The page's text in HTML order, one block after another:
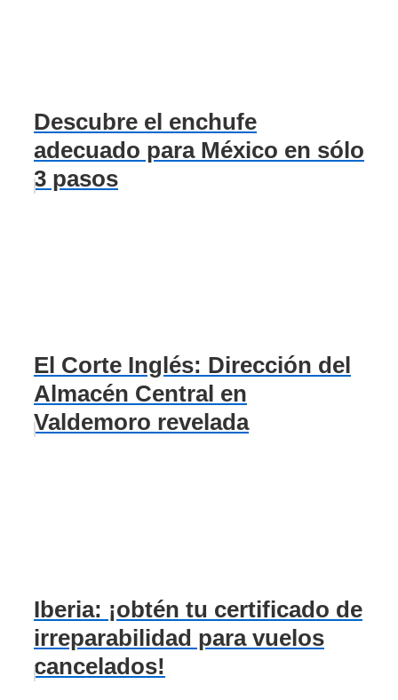
Descubre el enchufe
adecuado para México en sólo
3 pasos
El Corte Inglés: Dirección del
Almacén Central en
Valdemoro revelada
Iberia: ¡obtén tu certificado de
irreparabilidad para vuelos
cancelados!